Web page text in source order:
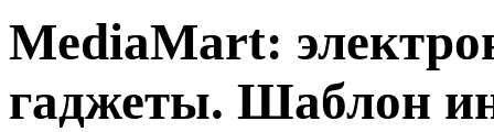
MediaMart:
гаджеты. Шаблон